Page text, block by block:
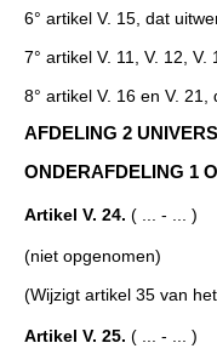
6° artikel V. 15, dat
7° artikel V. 11, V. 12,
8° artikel V. 16 en V.
AFDELING 2
ONDERAFDELING 1
Artikel V. 24. ( ... - ... )
(niet opgenomen)
(Wijzigt artikel 35 van
Artikel V. 25. ( ... - ... )